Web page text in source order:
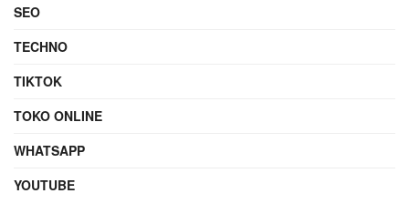
SEO
TECHNO
TIKTOK
TOKO ONLINE
WHATSAPP
YOUTUBE